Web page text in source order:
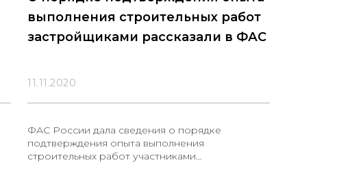
выполнения строительных работ
застройщиками рассказали в ФАС
11.11.2020
ФАС России дала сведения о порядке
подтверждения опыта выполнения
строительных работ участниками